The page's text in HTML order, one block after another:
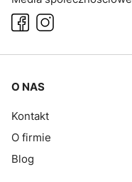
Linki w stopce
O NAS
Kontakt
O firmie
Blog